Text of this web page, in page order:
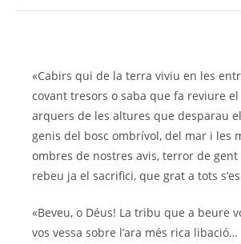
«Cabirs qui de la terra viviu en les
covant tresors o saba que fa reviure el
arquers de les altures que desparau
genis del bosc ombrívol, del mar i les
ombres de nostres avis, terror de gent
rebeu ja el sacrifici, que grat a tots
«Beveu, o Déus! La tribu que a beure
vos vessa sobre l’ara més rica libació…